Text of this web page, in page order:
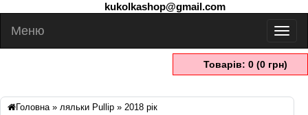
Товарів: 0 (0 грн)
kukolkashop@gmail.com
Меню
Головна» ляльки Pullip » 2018 рік